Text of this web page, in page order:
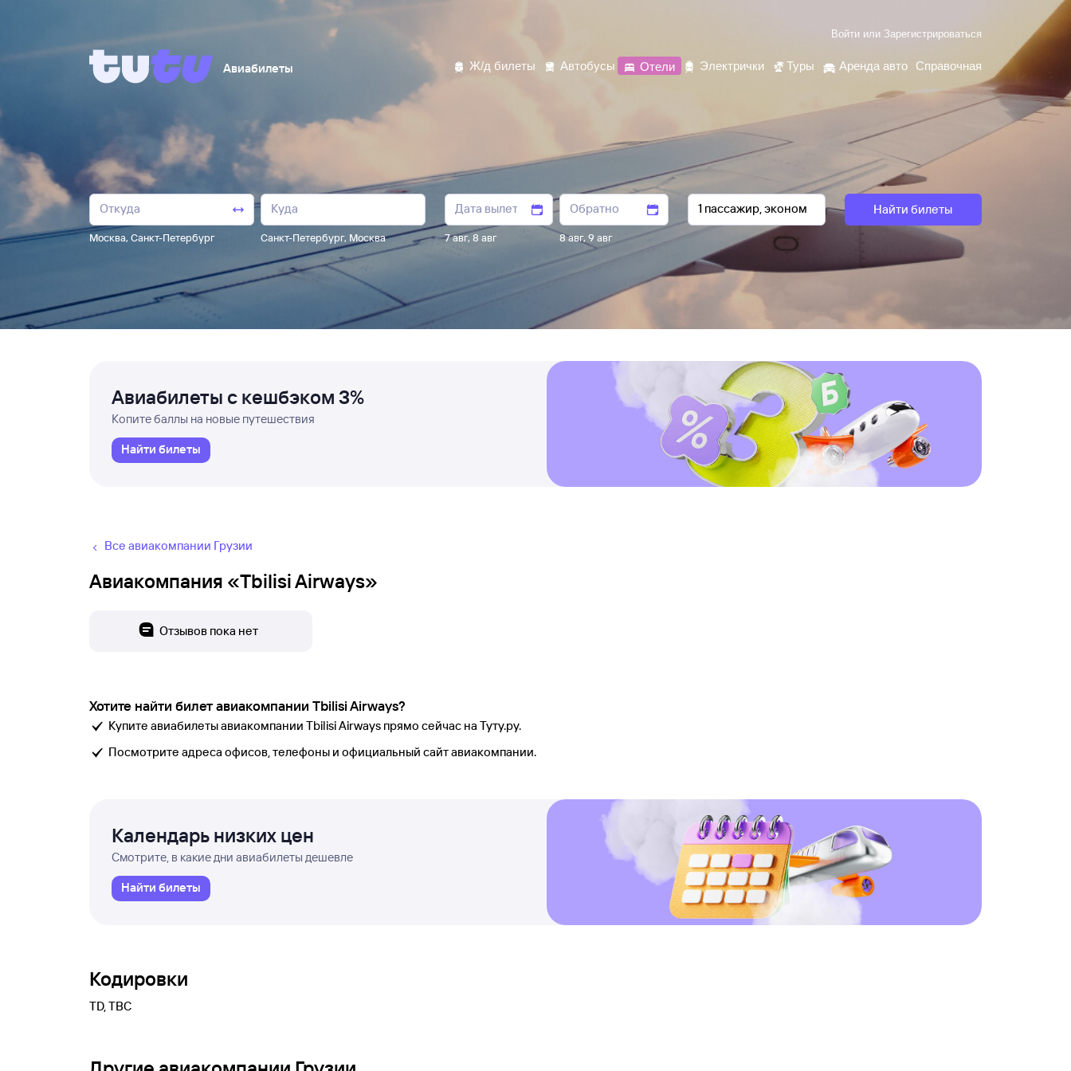
Войти или Зарегистрироваться
Авиабилеты Ж/д билеты Автобусы Отели Электрички Туры Аренда авто Справочная
Москва, Санкт-Петербург Санкт-Петербург, Москва 7 авг, 8 авг 8 авг,9 авг
Найти билеты
Авиабилеты с кешбэком 3%
Копите баллы на новые путешествия
Найти билеты
Все авиакомпании Грузии
Авиакомпания «Tbilisi Airways»
Отзывов пока нет
Хотите найти билет авиакомпании Tbilisi Airways?
Купите авиабилеты авиакомпании Tbilisi Airways прямо сейчас на Туту.ру.
Посмотрите адреса офисов, телефоны и официальный сайт авиакомпании.
Календарь низких цен
Смотрите, в какие дни авиабилеты дешевле
Найти билеты
Кодировки
TD, TBC